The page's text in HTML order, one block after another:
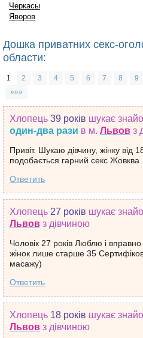
Черкасы
Яворов
Дошка приватних секс-
области:
1 2 3 4 5 6 7 8 9
»»»
Хлопець 39 років шукає
один-два рази в м. Львов з
Привіт. Шукаю дівчину, жінку від
подобається гарний секс Жовква
Ответить
Хлопець 27 років шукає
Львов з дівчиною
Чоловік 27 років Люблю і
жінок лише старше 35
масажу)
Ответить
Хлопець 18 років шукає
Львов з дівчиною